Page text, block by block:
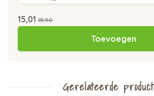
15,01 15,90
Toevoegen
Gerelateerde